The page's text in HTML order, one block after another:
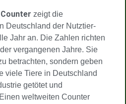
zeigt die
Deutschland der Nutztier-
Jahr an. Die Zahlen richten
vergangenen Jahre. Sie
betrachten, sondern geben
viele Tiere in Deutschland
getötet und
weltweiten Counter